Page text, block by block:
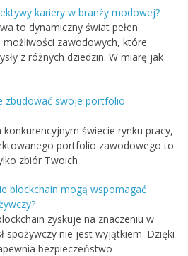
kariery w branży modowej?
to dynamiczny świat pełen
możliwości zawodowych, które
z różnych dziedzin. W miarę jak
zbudować swoje portfolio
konkurencyjnym świecie rynku pracy,
portfolio zawodowego to
zbiór Twoich
blockchain mogą wspomagać
zyskuje na znaczeniu w
spożywczy nie jest wyjątkiem. Dzięki
bezpieczeństwo